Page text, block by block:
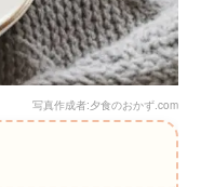
写真作成者:夕食のおかず.com